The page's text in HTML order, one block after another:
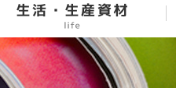
石川のお米
産地紹介
石川県市場等開催日程表
中古農機リスト
各課紹介